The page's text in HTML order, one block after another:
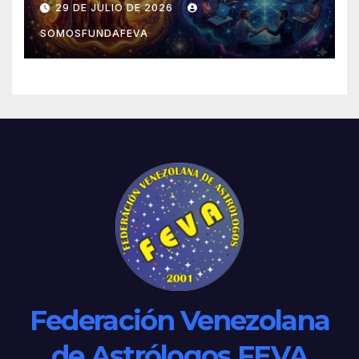
29 DE JULIO DE 2026
SOMOSFUNDAFEVA
Federación Venezolana